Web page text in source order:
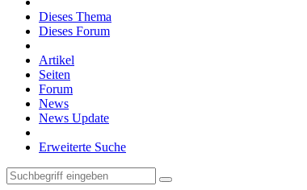
Dieses Thema
Dieses Forum
Artikel
Seiten
Forum
News
News Update
Erweiterte Suche